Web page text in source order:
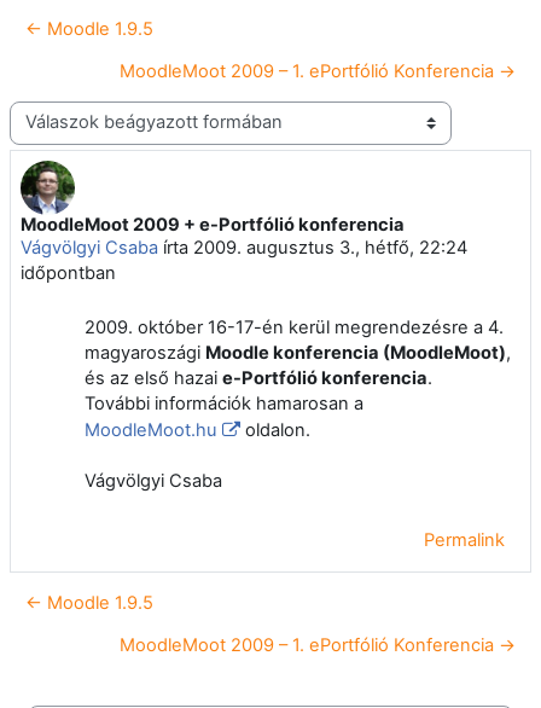
← Moodle 1.9.5
MoodleMoot 2009 – 1. ePortfólió Konferencia →
Megjelenítési mód
MoodleMoot 2009 + e-Portfólió konferencia
Vágvölgyi Csaba írta 2009. augusztus 3., hétfő, 22:24
időpontban
Válaszok szám: 0
2009. október 16-17-én kerül megrendezésre a 4.
magyaroszági Moodle konferencia (MoodleMoot),
és az első hazai e-Portfólió konferencia.
További információk hamarosan a
MoodleMoot.hu
oldalon.
Vágvölgyi Csaba
Permalink
← Moodle 1.9.5
MoodleMoot 2009 – 1. ePortfólió Konferencia →